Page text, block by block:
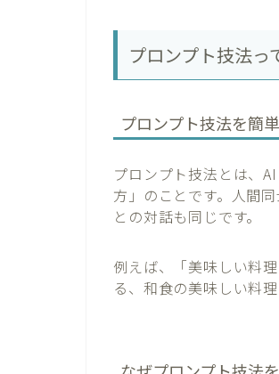
プロンプト技法っ
プロンプト技法を簡
プロンプト技法とは、
方」のことです。人間
との対話も同じです。
例えば、「美味しい料
る、和食の美味しい料